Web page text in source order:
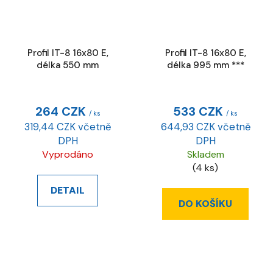
Profil IT-8 16x80 E,
délka 550 mm
264 CZK / ks
319,44 CZK včetně
DPH
Vyprodáno
DETAIL
Profil IT-8 16x80 E,
délka 995 mm ***
533 CZK / ks
644,93 CZK včetně
DPH
Skladem
(4 ks)
DO KOŠÍKU